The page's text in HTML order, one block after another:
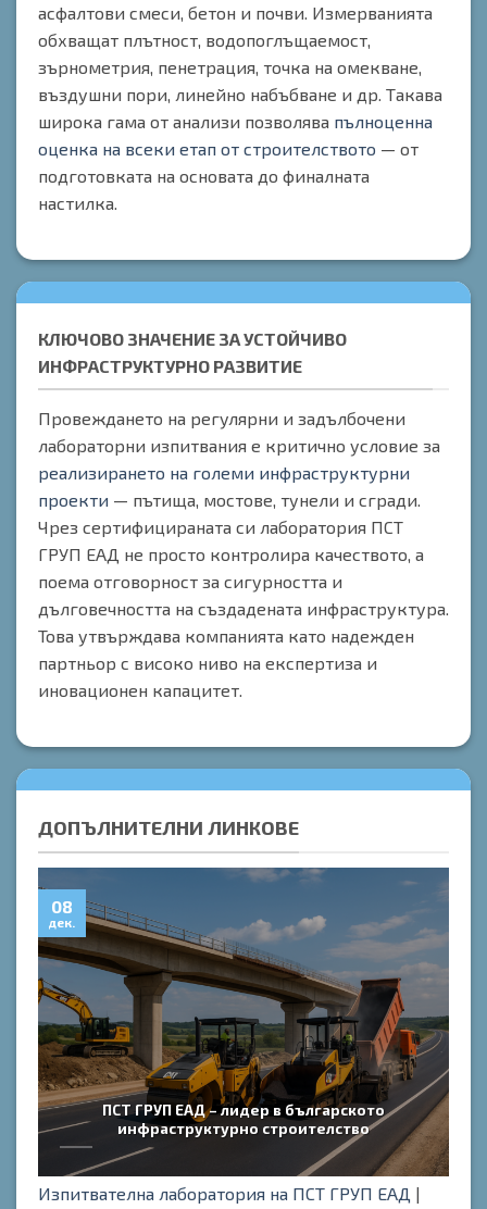
асфалтови смеси, бетон и почви. Измерванията
обхващат плътност, водопоглъщаемост,
зърнометрия, пенетрация, точка на омекване,
въздушни пори, линейно набъбване и др. Такава
широка гама от анализи позволява пълноценна
оценка на всеки етап от строителството — от
подготовката на основата до финалната
настилка.
КЛЮЧОВО ЗНАЧЕНИЕ ЗА УСТОЙЧИВО
ИНФРАСТРУКТУРНО РАЗВИТИЕ
Провеждането на регулярни и задълбочени
лабораторни изпитвания е критично условие за
реализирането на големи инфраструктурни
проекти — пътища, мостове, тунели и сгради.
Чрез сертифицираната си лаборатория ПСТ
ГРУП ЕАД не просто контролира качеството, а
поема отговорност за сигурността и
дълговечността на създадената инфраструктура.
Това утвърждава компанията като надежден
партньор с високо ниво на експертиза и
иновационен капацитет.
ДОПЪЛНИТЕЛНИ ЛИНКОВЕ
ПСТ ГРУП ЕАД – лидер в българското
инфраструктурно строителство
08
дек.
Изпитвателна лаборатория на ПСТ ГРУП ЕАД |